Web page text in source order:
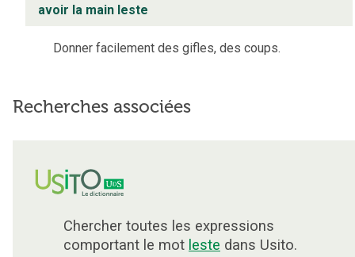
avoir la main leste
Donner facilement des gifles, des coups.
Recherches associées
Chercher toutes les expressions
comportant le mot leste dans Usito.